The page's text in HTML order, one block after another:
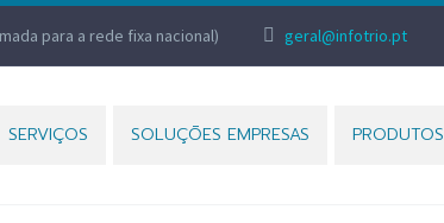
para a rede fixa nacional) geral@infotrio.pt
SERVIÇOS SOLUÇÕES EMPRESAS PRODUTOS